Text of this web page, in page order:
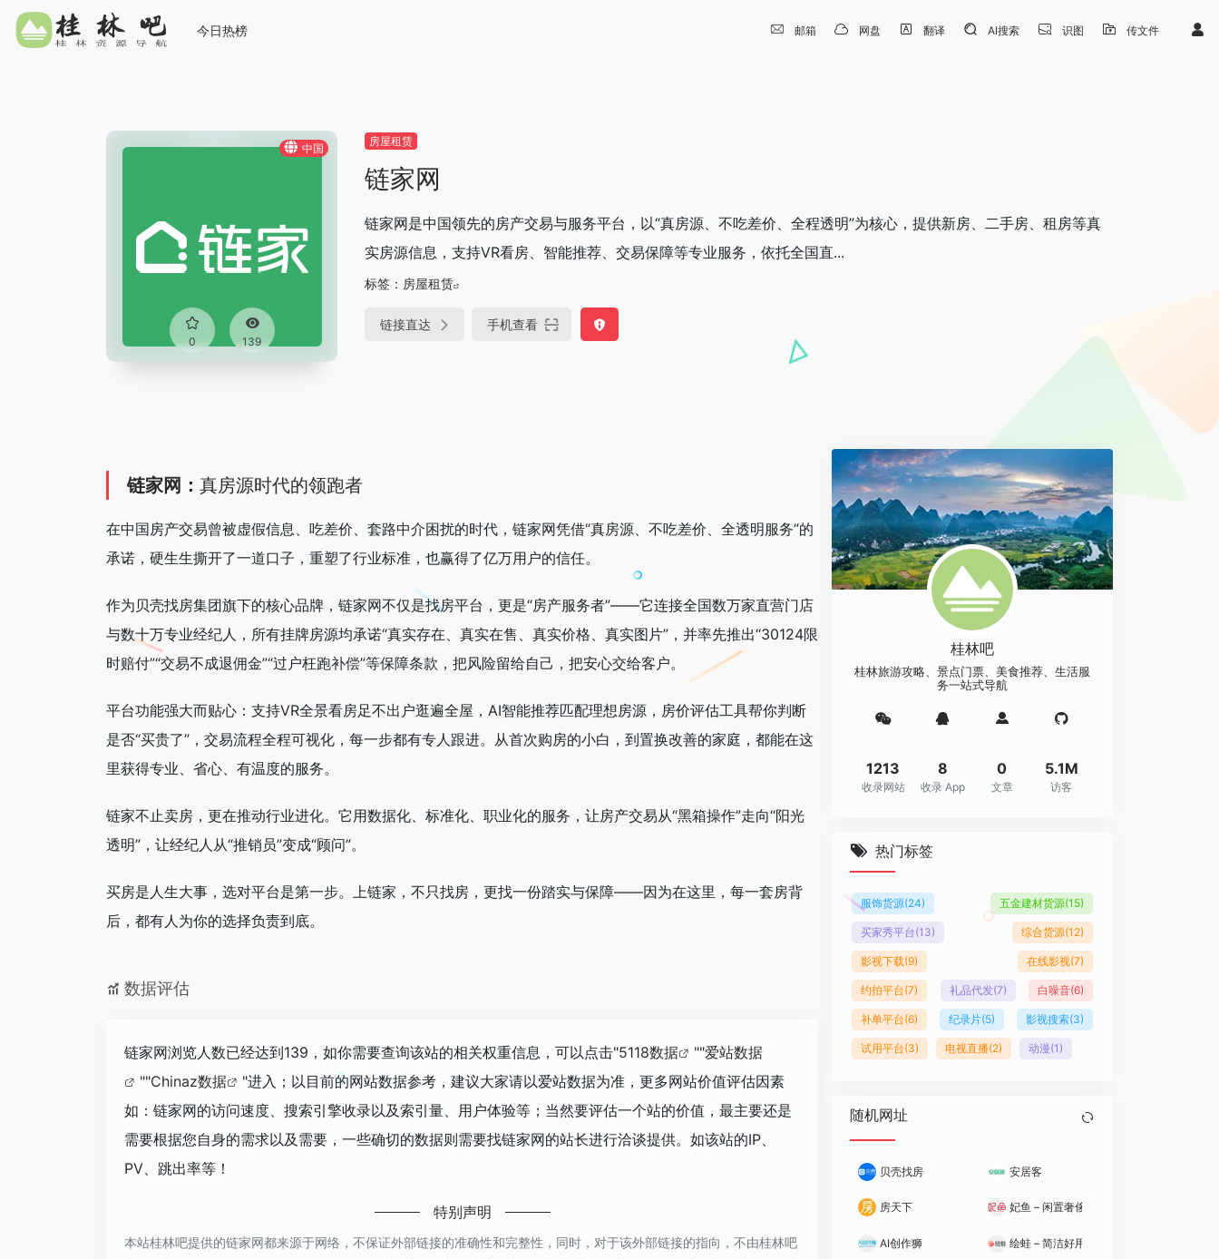
今日热榜 邮箱 网盘 翻译 AI搜索 识图 传文件
中国
0 139
房屋租赁
链家网
链家网是中国领先的房产交易与服务平台，以“真房源、不吃差价、全程透明”为核心，提供新房、二手房、租房等真
实房源信息，支持VR看房、智能推荐、交易保障等专业服务，依托全国直...
标签： 房屋租赁
链接直达 手机查看
链家网： 真房源时代的领跑者
在中国房产交易曾被虚假信息、吃差价、套路中介困扰的时代，链家网凭借“真房源、不吃差价、全透明服务”的
承诺，硬生生撕开了一道口子，重塑了行业标准，也赢得了亿万用户的信任。
作为贝壳找房集团旗下的核心品牌，链家网不仅是找房平台，更是“房产服务者”——它连接全国数万家直营门店
与数十万专业经纪人，所有挂牌房源均承诺“真实存在、真实在售、真实价格、真实图片”，并率先推出“30124限
时赔付”“交易不成退佣金”“过户枉跑补偿”等保障条款，把风险留给自己，把安心交给客户。
平台功能强大而贴心：支持VR全景看房足不出户逛遍全屋，AI智能推荐匹配理想房源，房价评估工具帮你判断
是否“买贵了”，交易流程全程可视化，每一步都有专人跟进。从首次购房的小白，到置换改善的家庭，都能在这
里获得专业、省心、有温度的服务。
链家不止卖房，更在推动行业进化。它用数据化、标准化、职业化的服务，让房产交易从“黑箱操作”走向“阳光
透明”，让经纪人从“推销员”变成“顾问”。
买房是人生大事，选对平台是第一步。上链家，不只找房，更找一份踏实与保障——因为在这里，每一套房背
后，都有人为你的选择负责到底。
数据评估
链家网浏览人数已经达到139，如你需要查询该站的相关权重信息，可以点击"5118数据 ""爱站数据
""Chinaz数据
"进入；以目前的网站数据参考，建议大家请以爱站数据为准，更多网站价值评估因素
如：链家网的访问速度、搜索引擎收录以及索引量、用户体验等；当然要评估一个站的价值，最主要还是
需要根据您自身的需求以及需要，一些确切的数据则需要找链家网的站长进行洽谈提供。如该站的IP、
PV、跳出率等！
特别声明
本站桂林吧提供的链家网都来源于网络，不保证外部链接的准确性和完整性，同时，对于该外部链接的指向，不由桂林吧
桂林吧
桂林旅游攻略、景点门票、美食推荐、生活服
务一站式导航
1213
收录网站
8
收录 App
0
文章
5.1M
访客
热门标签
服饰货源(24) 五金建材货源(15)
买家秀平台(13) 综合货源(12)
影视下载(9) 在线影视(7)
约拍平台(7) 礼品代发(7) 白噪音(6)
补单平台(6) 纪录片(5) 影视搜索(3)
试用平台(3) 电视直播(2) 动漫(1)
随机网址
贝壳找房 安居客
房天下 妃鱼 – 闲置奢侈品直播买卖平台
AI创作狮 绘蛙 – 简洁好用的智能图片、文案创作平台